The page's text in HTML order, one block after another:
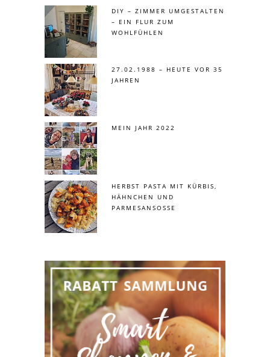
DIY – ZIMMER UMGESTALTEN
– EIN FLUR ZUM
WOHLFÜHLEN
27.02.1988 – HEUTE VOR 35
JAHREN
MEIN JAHR 2022
HERBST PASTA MIT KÜRBIS,
HÄHNCHEN UND
PARMESANSOSSE